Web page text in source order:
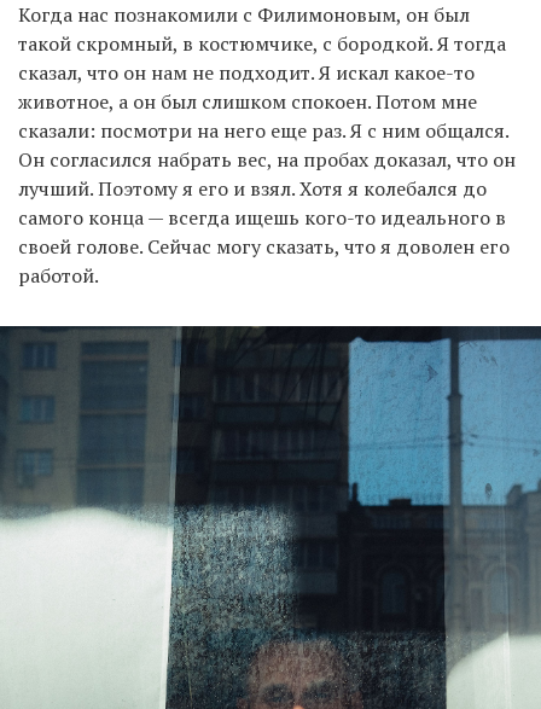
Когда нас познакомили с Филимоновым, он был
такой скромный, в костюмчике, с бородкой. Я тогда
сказал, что он нам не подходит. Я искал какое-то
животное, а он был слишком спокоен. Потом мне
сказали: посмотри на него еще раз. Я с ним общался.
Он согласился набрать вес, на пробах доказал, что он
лучший. Поэтому я его и взял. Хотя я колебался до
самого конца — всегда ищешь кого-то идеального в
своей голове. Сейчас могу сказать, что я доволен его
работой.